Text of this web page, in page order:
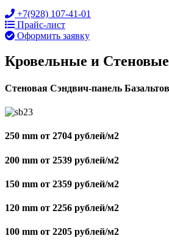
+7(928) 107-41-01
Прайс-лист
Оформить заявку
Кровельные и
Стеновая Сэндвич-панель
250 mm от 2704 рублей/м2
200 mm от 2539 рублей/м2
150 mm от 2359 рублей/м2
120 mm от 2256 рублей/м2
100 mm от 2205 рублей/м2